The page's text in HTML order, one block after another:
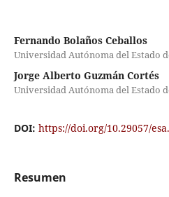
Fernando Bolaños Ceballos
Universidad Autónoma del Estado
Jorge Alberto Guzmán Cortés
Universidad Autónoma del Estado
DOI: https://doi.org/10.29057/
Resumen